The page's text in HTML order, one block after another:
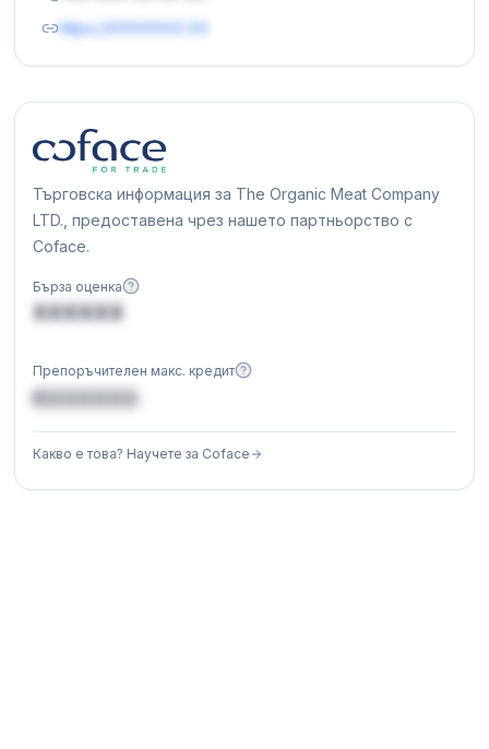
https://XXXXXXX.XX
Търговска информация за The Organic Meat Company
LTD., предоставена чрез нашето партньорство с
Coface.
Бърза оценка
XXXXXX
Препоръчителен макс. кредит
€XXXXXX
Какво е това? Научете за Coface